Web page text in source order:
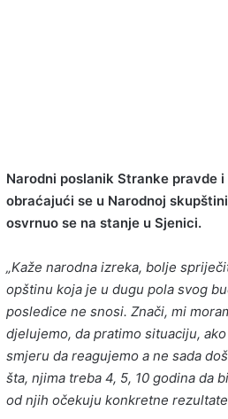
Narodni poslanik Stranke pravde
obraćajući se u Narodnoj
osvrnuo se na stanje u Sjenici.
„Kaže narodna izreka, bolje
opštinu koja je u dugu pola svog
posledice ne snosi. Znači, mi
djelujemo, da pratimo situaciju,
smjeru da reagujemo a ne sada
šta, njima treba 4, 5, 10 godina da
od njih očekuju konkretne